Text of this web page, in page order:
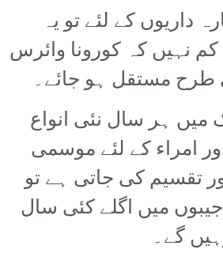
داریوں کے لئے تو یہ
نہیں کہ کورونا وائرس
مستقل ہو جائے۔
میں ہر سال نئی انواع
امراء کے لئے موسمی
تقسیم کی جاتی ہے تو
میں اگلے کئی سال
گے۔